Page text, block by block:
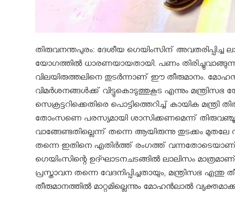
തിരുവനന്തപുരം: ദേശീയ ഗെയിംസിന് അവതരിപ്പിച്ച
യോഗത്തിൽ ധാരണയായതായി. പണം
വിലയിരുത്തലിനെ തുടർന്നാണ്‌ ഈ തീരുമാനം.
വിമര്‍ശനങ്ങള്‍ക്ക് വിട്ടുകൊടുത്തുകൂട എന്നും
സെക്രട്ടറിക്കെതിരെ പൊട്ടിത്തെറിച്ച് കായിക
തോംസണെ പരസ്യമായി ശാസിക്കണമെന്ന്
വാങ്ങേണ്ടതില്ലെന്ന് തന്നെ ആയിരുന്നു തുടക്കം
തന്നെ ഇതിനെ എതിര്‍ത്ത് രംഗത്ത് വന്നതോടെയാണ്
ഗെയിംസിന്റെ ഉദ്ഘാടനചടങ്ങിൽ ലാലിസം
പ്രസ്താവന തന്നെ വേദനിപ്പിച്ചതായും, മന്ത്രിസഭ
തീരുമാനത്തിൽ മാറ്റമില്ലെന്നും മോഹൻലാൽ